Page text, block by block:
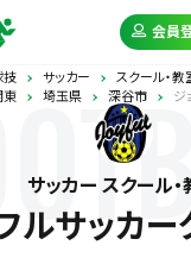
会員
技 サッカー スクール・教
東 埼玉県 深谷市 ジ
サッカー スクール
ルサッカ